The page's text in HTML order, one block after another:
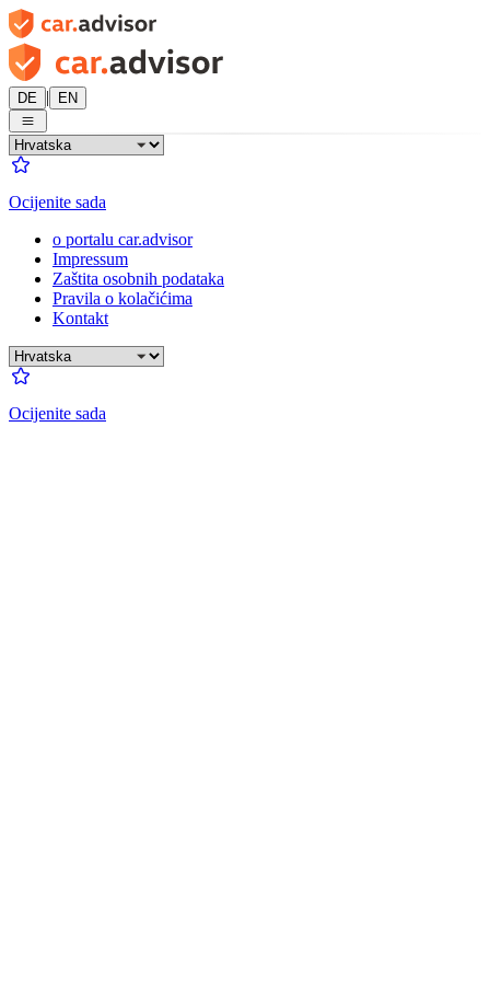
DE | EN
Ocijenite sada
o portalu car.advisor
Impressum
Zaštita osobnih podataka
Pravila o kolačićima
Kontakt
Ocijenite sada